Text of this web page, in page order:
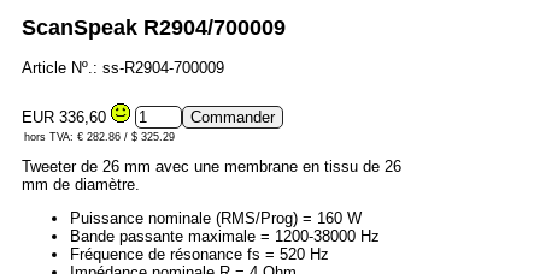
ScanSpeak R2904/700009
Article Nº.: ss-R2904-700009
EUR 336,60
hors TVA: € 282.86 / $ 325.29
Tweeter de 26 mm avec une membrane en tissu de 26
mm de diamètre.
Puissance nominale (RMS/Prog) = 160 W
Bande passante maximale = 1200-38000 Hz
Fréquence de résonance fs = 520 Hz